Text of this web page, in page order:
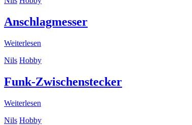
Anschlagmesser
Weiterlesen
Nils Hobby
Funk-Zwischenstecker
Weiterlesen
Nils Hobby